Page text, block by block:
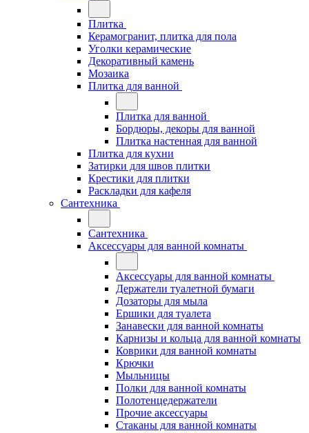
Плитка
Керамогранит, плитка для пола
Уголки керамические
Декоративный камень
Мозаика
Плитка для ванной
Плитка для ванной
Бордюры, декоры для ванной
Плитка настенная для ванной
Плитка для кухни
Затирки для швов плитки
Крестики для плитки
Раскладки для кафеля
Сантехника
Сантехника
Аксессуары для ванной комнаты
Аксессуары для ванной комнаты
Держатели туалетной бумаги
Дозаторы для мыла
Ершики для туалета
Занавески для ванной комнаты
Карнизы и кольца для ванной комнаты
Коврики для ванной комнаты
Крючки
Мыльницы
Полки для ванной комнаты
Полотенцедержатели
Прочие аксессуары
Стаканы для ванной комнаты